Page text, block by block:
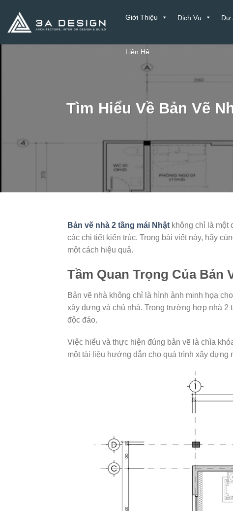
nội
dung
Giới Thiệu Dịch Vụ Dự
Liên Hệ
Tìm Hiểu Về Bản Vẽ
Bản vẽ nhà 2 tầng mái Nhật không chỉ là một
các chi tiết kiến trúc. Trong bài viết này, hãy
một cách hiệu quả.
Tầm Quan Trọng Của Bản
Bản vẽ nhà không chỉ là hình ảnh minh họa
xây dựng và chủ nhà. Trong trường hợp nhà 2
độc đáo.
Việc hiểu và thực hiện đúng bản vẽ là chìa
một tài liệu hướng dẫn cho quá trình xây dựng